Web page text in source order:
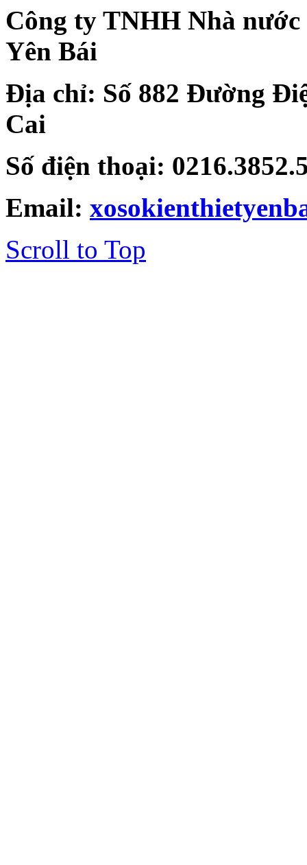
Công ty TNHH Nhà
Yên Bái
Địa chỉ: Số 882 Đường
Cai
Số điện thoại:
Email:
Scroll to Top